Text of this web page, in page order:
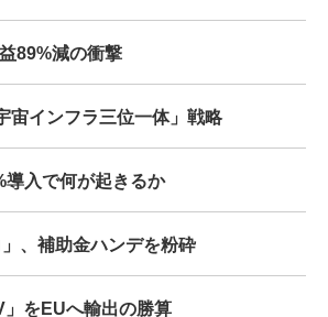
89%減の衝撃
宙インフラ三位一体」戦略
導入で何が起きるか
、補助金ハンデを粉砕
」をEUへ輸出の勝算